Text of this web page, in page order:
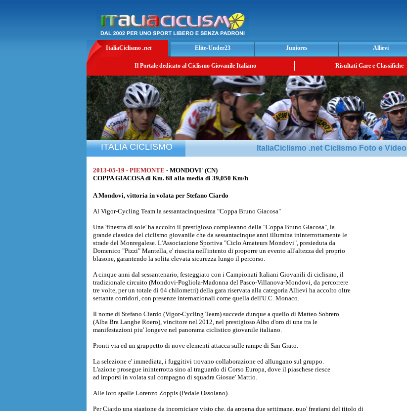
ItaliaCiclismo .net Elite-Under23 Juniores Allievi
Il Portale dedicato al Ciclismo Giovanile Italiano Risultati Gare e Classifiche
ITALIA CICLISMO ItaliaCiclismo .net Ciclismo Foto e Video
2013-05-19 - PIEMONTE - MONDOVI' (CN)
COPPA GIACOSA di Km. 68 alla media di 39,050 Km/h
A Mondovi, vittoria in volata per Stefano Ciardo
Al Vigor-Cycling Team la sessantacinquesima "Coppa Bruno Giacosa"
Una 'finestra di sole' ha accolto il prestigioso compleanno della "Coppa Bruno Giacosa", la
grande classica del ciclismo giovanile che da sessantacinque anni illumina ininterrottamente le
strade del Monregalese. L'Associazione Sportiva "Ciclo Amateurs Mondovi", presieduta da
Domenico "Pizzi" Mantella, e' riuscita nell'intento di proporre un evento all'altezza del proprio
blasone, garantendo la solita elevata sicurezza lungo il percorso.
A cinque anni dal sessantenario, festeggiato con i Campionati Italiani Giovanili di ciclismo, il
tradizionale circuito (Mondovi-Pogliola-Madonna del Pasco-Villanova-Mondovi, da percorrere
tre volte, per un totale di 64 chilometri) della gara riservata alla categoria Allievi ha accolto oltre
settanta corridori, con presenze internazionali come quella dell'U.C. Monaco.
Il nome di Stefano Ciardo (Vigor-Cycling Team) succede dunque a quello di Matteo Sobrero
(Alba Bra Langhe Roero), vincitore nel 2012, nel prestigioso Albo d'oro di una tra le
manifestazioni piu' longeve nel panorama ciclistico giovanile italiano.
Pronti via ed un gruppetto di nove elementi attacca sulle rampe di San Grato.
La selezione e' immediata, i fuggitivi trovano collaborazione ed allungano sul gruppo.
L'azione prosegue ininterrotta sino al traguardo di Corso Europa, dove il piaschese riesce
ad imporsi in volata sul compagno di squadra Giosue' Mattio.
Alle loro spalle Lorenzo Zoppis (Pedale Ossolano).
Per Ciardo una stagione da incorniciare visto che, da appena due settimane, puo' fregiarsi del titolo di